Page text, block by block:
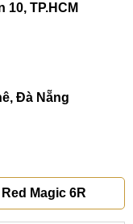
10, TP.HCM
Đà Nẵng
Magic 6R